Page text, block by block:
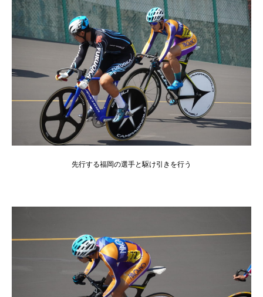
先行する福岡の選手と駆け引きを行う